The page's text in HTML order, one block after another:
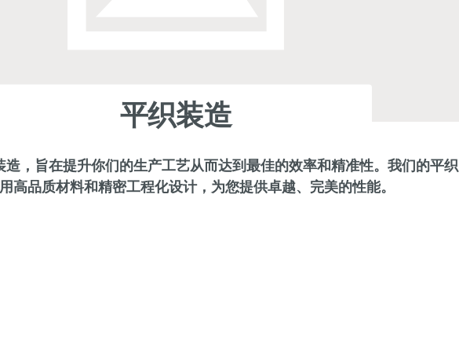
平织装造
造，旨在提升你们的生产工艺从而达到最佳的效率和精准性。我们的平织
高品质材料和精密工程化设计，为您提供卓越、完美的性能。